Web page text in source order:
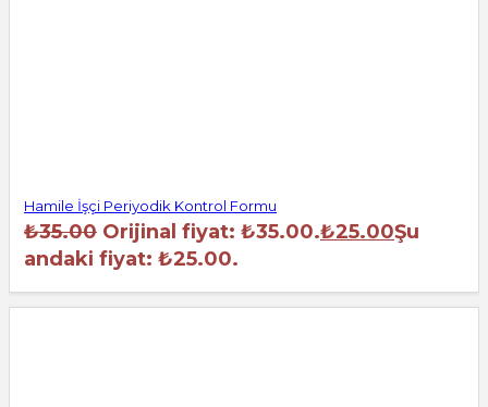
Hamile İşçi Periyodik Kontrol Formu
₺35.00 Orijinal fiyat: ₺35.00.₺25.00Şu
andaki fiyat: ₺25.00.